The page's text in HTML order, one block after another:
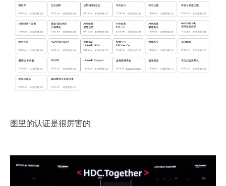
图里的认证是很厉害的